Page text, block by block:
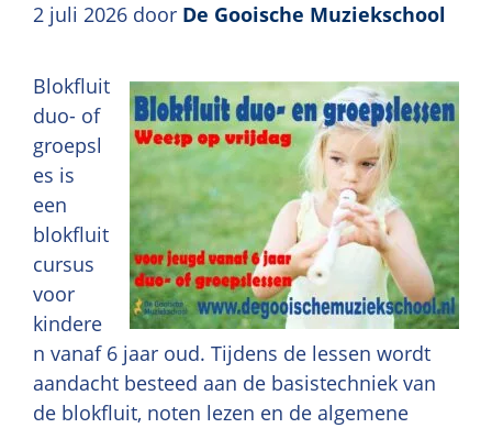
2 juli 2026 door De Gooische Muziekschool
Blokfluit
duo- of
groepsl
es is
een
blokfluit
cursus
voor
kindere
n vanaf 6 jaar oud. Tijdens de lessen wordt
aandacht besteed aan de basistechniek van
de blokfluit, noten lezen en de algemene